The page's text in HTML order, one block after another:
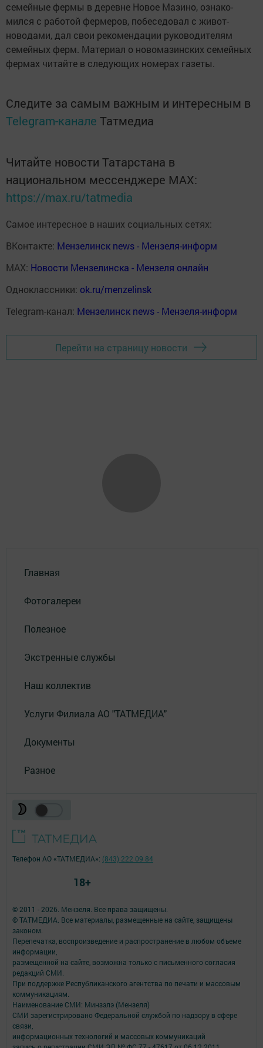
семейные фермы в деревне Новое Мазино, ознако­
мился с работой фермеров, побеседовал с живот­
новодами, дал свои рекомендации руководителям
семейных ферм. Материал о новомазинских семей­ных
фермах читайте в следующих номерах газеты.
Следите за самым важным и интересным в
Telegram-канале Татмедиа
Читайте новости Татарстана в
национальном мессенджере MАХ:
https://max.ru/tatmedia
Самое интересное в наших социальных сетях:
ВКонтакте: Мензелинск news - Мензеля-информ
MAX: Новости Мензелинска - Мензеля онлайн
Одноклассники: ok.ru/menzelinsk
Telegram-канал: Мензелинск news - Мензеля-информ
Перейти на страницу новости
Главная
Фотогалереи
Полезное
Экстренные службы
Наш коллектив
Услуги Филиала АО "ТАТМЕДИА"
Документы
Разное
© 2011 - 2026. Мензеля. Все права защищены.
© ТАТМЕДИА. Все материалы, размещенные на сайте, защищены
законом.
Перепечатка, воспроизведение и распространение в любом объеме
информации,
размещенной на сайте, возможна только с письменного согласия
редакций СМИ.
При поддержке Республиканского агентства по печати и массовым
коммуникациям.
Наименование СМИ: Минзэлэ (Мензеля)
СМИ зарегистрировано Федеральной службой по надзору в сфере
связи,
информационных технологий и массовых коммуникаций
Телефон АО «ТАТМЕДИА»: (843) 222 09 84
18+